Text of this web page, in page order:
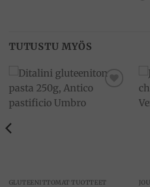
TUTUSTU MYÖS
GLUTEENITTOMAT TUOTTEET